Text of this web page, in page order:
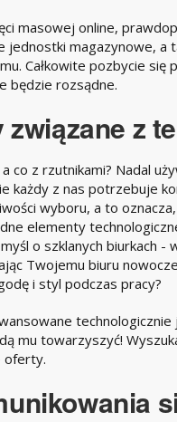
masowej online,
jednostki magazynowe, a
Całkowite pozbycie się
będzie rozsądne.
z
co z rzutnikami? Nadal
każdy z nas potrzebuje
wyboru, a to
elementy
o szklanych biurkach -
Twojemu biuru
i styl podczas pracy?
mu towarzyszyć!
oferty.